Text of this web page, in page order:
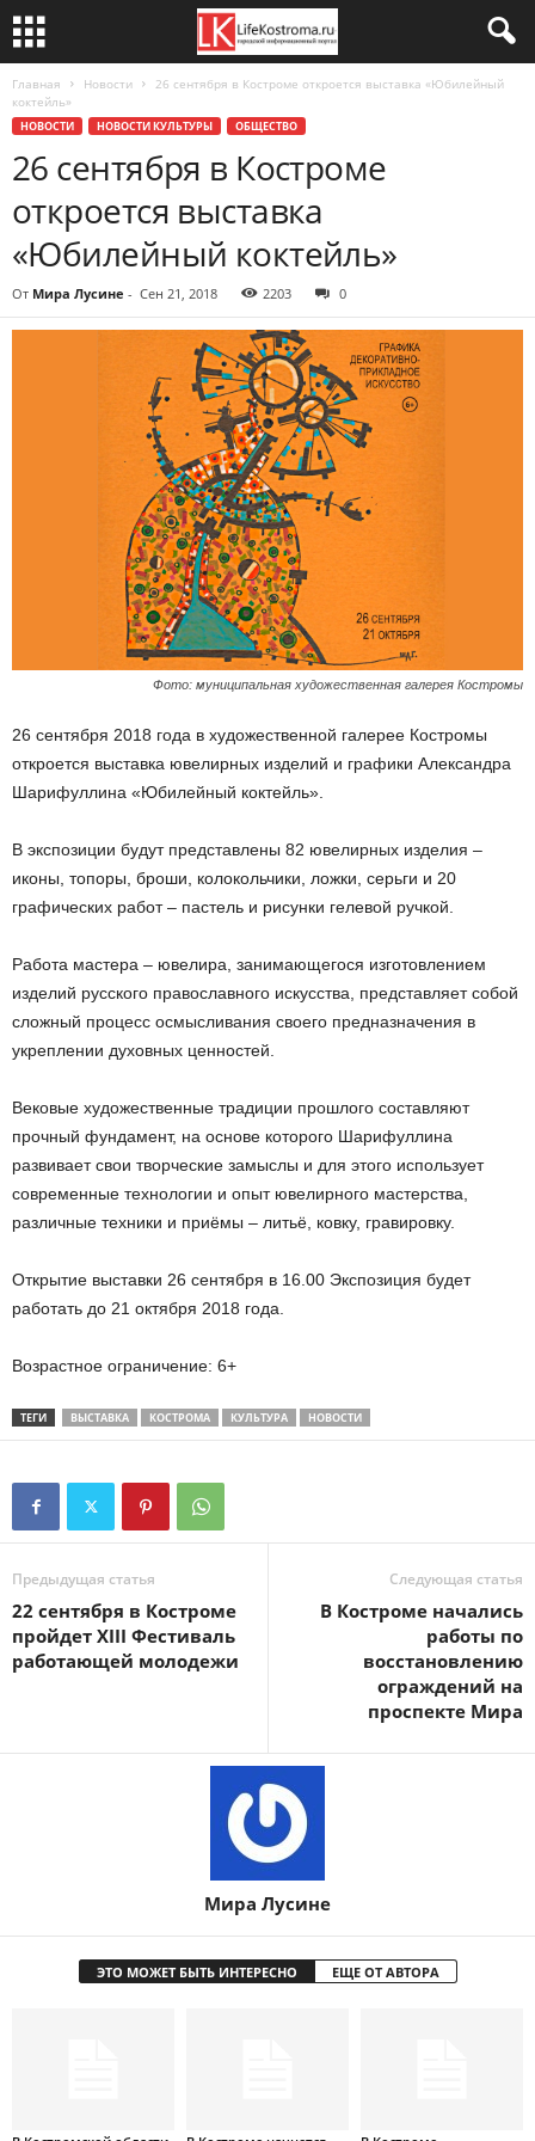
Главная Новости
26 сентября в Костроме откроется выставка «Юбилейный
коктейль»
НОВОСТИ НОВОСТИ КУЛЬТУРЫ ОБЩЕСТВО
26 сентября в Костроме
откроется выставка
«Юбилейный коктейль»
От Мира Лусине - Сен 21, 2018 2203 0
Фото: муниципальная художественная галерея Костромы
26 сентября 2018 года в художественной галерее Костромы
откроется выставка ювелирных изделий и графики Александра
Шарифуллина «Юбилейный коктейль».
В экспозиции будут представлены 82 ювелирных изделия –
иконы, топоры, броши, колокольчики, ложки, серьги и 20
графических работ – пастель и рисунки гелевой ручкой.
Работа мастера – ювелира, занимающегося изготовлением
изделий русского православного искусства, представляет собой
сложный процесс осмысливания своего предназначения в
укреплении духовных ценностей.
Вековые художественные традиции прошлого составляют
прочный фундамент, на основе которого Шарифуллина
развивает свои творческие замыслы и для этого использует
современные технологии и опыт ювелирного мастерства,
различные техники и приёмы – литьё, ковку, гравировку.
Открытие выставки 26 сентября в 16.00 Экспозиция будет
работать до 21 октября 2018 года.
Возрастное ограничение: 6+
ТЕГИ ВЫСТАВКА КОСТРОМА КУЛЬТУРА НОВОСТИ
Предыдущая статья
22 сентября в Костроме
пройдет XIII Фестиваль
работающей молодежи
Следующая статья
В Костроме начались
работы по
восстановлению
ограждений на
проспекте Мира
Мира Лусине
ЭТО МОЖЕТ БЫТЬ ИНТЕРЕСНО ЕЩЕ ОТ АВТОРА